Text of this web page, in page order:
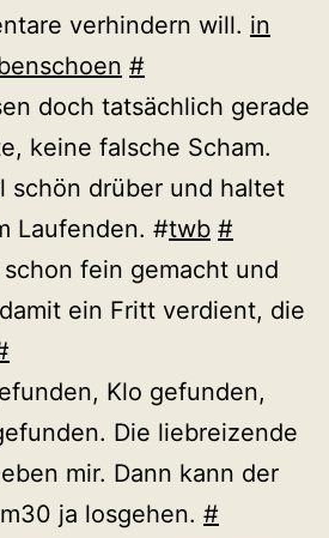
verhindern will. in
#
doch tatsächlich gerade
keine falsche Scham.
schön drüber und haltet
Laufenden. #twb #
schon fein gemacht und
ein Fritt verdient, die
Klo gefunden,
Die liebreizende
mir. Dann kann der
ja losgehen. #